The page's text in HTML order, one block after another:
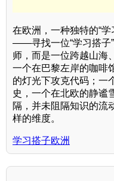
在欧洲，一种独特的“
——寻找一位“学习搭子
师，而是一位跨越山海
一个在巴黎左岸的咖啡
的灯光下攻克代码；一
史，一个在北欧的静谧
隔，并未阻隔知识的流
样的维度。
学习搭子欧洲